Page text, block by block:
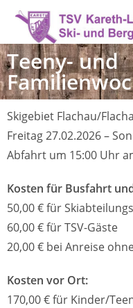
Teeny- und
Skigebiet Flachau/
Freitag 27.02.2026 –
Abfahrt um 15:00 Uhr
Kosten für Busfahrt
50,00 € für
60,00 € für TSV-Gäste
20,00 € bei Anreise
Kosten vor Ort:
170,00 € für Kinder/